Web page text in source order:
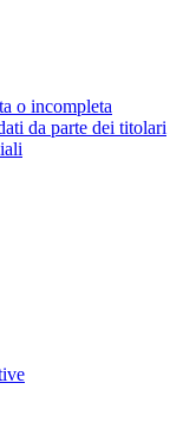
o incompleta
da parte dei titolari